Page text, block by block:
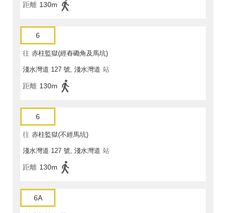
距離 130m
6
往 赤柱監獄(經舂磡角及馬坑)
淺水灣道 127 號, 淺水灣道 站
距離 130m
6
往 赤柱監獄(不經馬坑)
淺水灣道 127 號, 淺水灣道 站
距離 130m
6A